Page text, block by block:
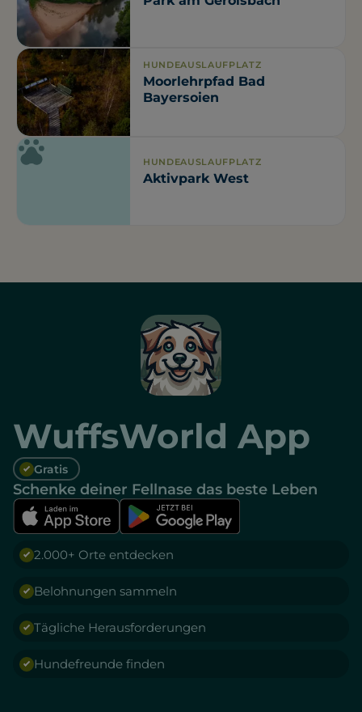
HUNDEAUSLAUFPLATZ
Moorlehrpfad Bad
Bayersoien
HUNDEAUSLAUFPLATZ
Aktivpark West
WuffsWorld App
Gratis
Schenke deiner Fellnase das beste Leben
2.000+ Orte entdecken
Belohnungen sammeln
Tägliche Herausforderungen
Hundefreunde finden